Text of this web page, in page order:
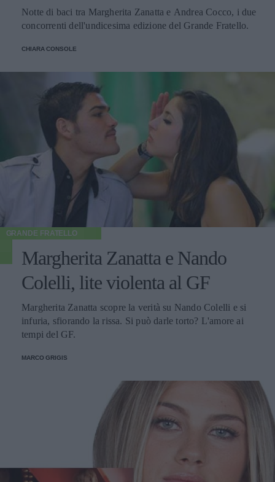
Notte di baci tra Margherita Zanatta e Andrea Cocco, i due
concorrenti dell'undicesima edizione del Grande Fratello.
CHIARA CONSOLE
GRANDE FRATELLO
Margherita Zanatta e Nando
Colelli, lite violenta al GF
Margherita Zanatta scopre la verità su Nando Colelli e si
infuria, sfiorando la rissa. Si può darle torto? L'amore ai
tempi del GF.
MARCO GRIGIS